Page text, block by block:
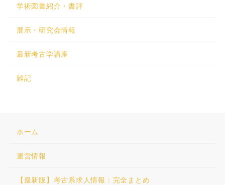
学術図書紹介・書評
展示・研究会情報
最新考古学講座
雑記
ホーム
運営情報
【最新版】考古系求人情報：完全まとめ